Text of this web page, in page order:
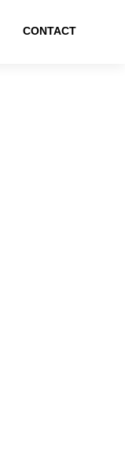
CONTACT